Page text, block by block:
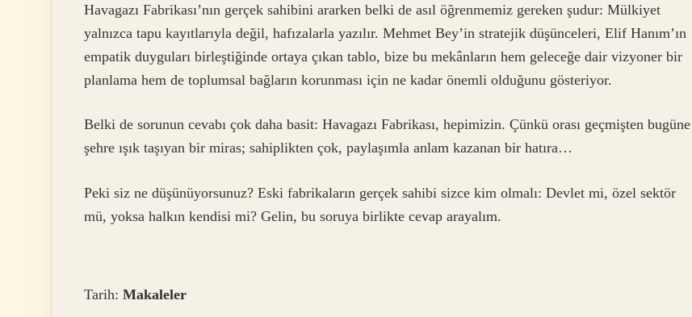
Havagazı Fabrikası’nın gerçek sahibini ararken belki de asıl öğrenmemiz gereken şudur: Mülkiyet
yalnızca tapu kayıtlarıyla değil, hafızalarla yazılır. Mehmet Bey’in stratejik düşünceleri, Elif Hanım’ın
empatik duyguları birleştiğinde ortaya çıkan tablo, bize bu mekânların hem geleceğe dair vizyoner bir
planlama hem de toplumsal bağların korunması için ne kadar önemli olduğunu gösteriyor.
Belki de sorunun cevabı çok daha basit: Havagazı Fabrikası, hepimizin. Çünkü orası geçmişten bugüne
şehre ışık taşıyan bir miras; sahiplikten çok, paylaşımla anlam kazanan bir hatıra…
Peki siz ne düşünüyorsunuz? Eski fabrikaların gerçek sahibi sizce kim olmalı: Devlet mi, özel sektör
mü, yoksa halkın kendisi mi? Gelin, bu soruya birlikte cevap arayalım.
Tarih: Makaleler